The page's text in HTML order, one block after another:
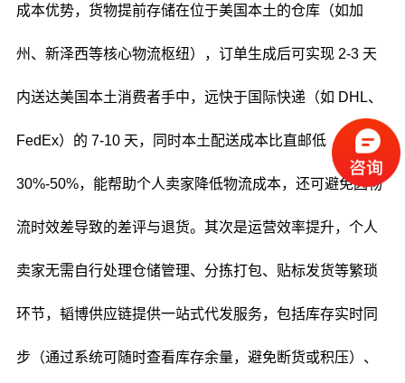
成本优势，货物提前存储在位于美国本土的仓库（如加
州、新泽西等核心物流枢纽），订单生成后可实现 2-3 天
内送达美国本土消费者手中，远快于国际快递（如 DHL、
FedEx）的 7-10 天，同时本土配送成本比直邮低
30%-50%，能帮助个人卖家降低物流成本，还可避免因物
流时效差导致的差评与退货。其次是运营效率提升，个人
卖家无需自行处理仓储管理、分拣打包、贴标发货等繁琐
环节，韬博供应链提供一站式代发服务，包括库存实时同
步（通过系统可随时查看库存余量，避免断货或积压）、